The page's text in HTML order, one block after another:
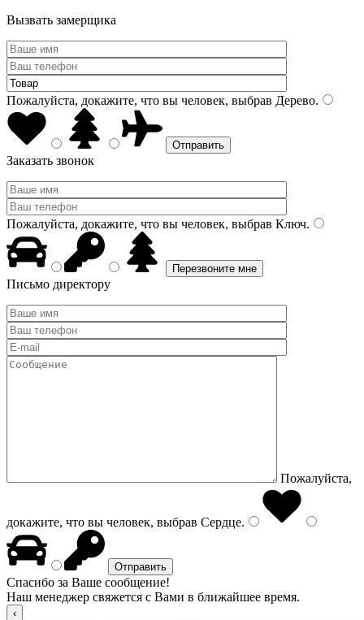
Вызвать замерщика
Пожалуйста, докажите, что вы человек, выбрав Дерево.
Заказать звонок
Пожалуйста, докажите, что вы человек, выбрав Ключ.
Письмо директору
Пожалуйста,
докажите, что вы человек, выбрав Сердце.
Спасибо за Ваше сообщение!
Наш менеджер свяжется с Вами в ближайшее время.